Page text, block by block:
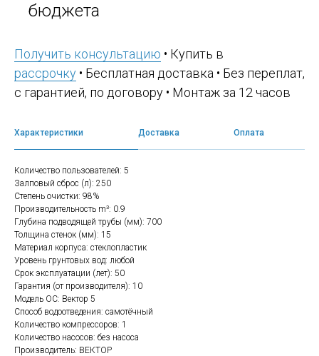
бюджета
Получить консультацию • Купить в
рассрочку • Бесплатная доставка • Без переплат,
с гарантией, по договору • Монтаж за 12 часов
Характеристики Доставка Оплата
Количество пользователей: 5
Залповый сброс (л): 250
Степень очистки: 98%
Производительность m³: 0.9
Глубина подводящей трубы (мм): 700
Толщина стенок (мм): 15
Материал корпуса: стеклопластик
Уровень грунтовых вод: любой
Срок эксплуатации (лет): 50
Гарантия (от производителя): 10
Модель ОС: Вектор 5
Способ водоотведения: самотёчный
Количество компрессоров: 1
Количество насосов: без насоса
Производитель: ВЕКТОР